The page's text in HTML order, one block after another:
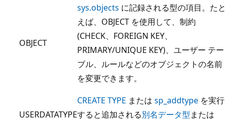
OBJECT
sys.objects に記録される型の項目。たと
えば、OBJECT を使用して、制約
(CHECK、FOREIGN KEY、
PRIMARY/UNIQUE KEY)、ユーザー テー
ブル、ルールなどのオブジェクトの名前
を変更できます。
USERDATATYPE
CREATE TYPE または sp_addtype を実行
すると追加される別名データ型または